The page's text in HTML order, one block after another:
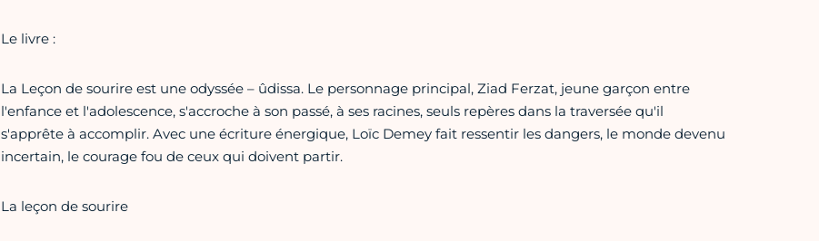
Le livre :
La Leçon de sourire est une odyssée – ûdissa. Le personnage principal, Ziad Ferzat, jeune garçon entre
l'enfance et l'adolescence, s'accroche à son passé, à ses racines, seuls repères dans la traversée qu'il
s'apprête à accomplir. Avec une écriture énergique, Loïc Demey fait ressentir les dangers, le monde devenu
incertain, le courage fou de ceux qui doivent partir.
La leçon de sourire